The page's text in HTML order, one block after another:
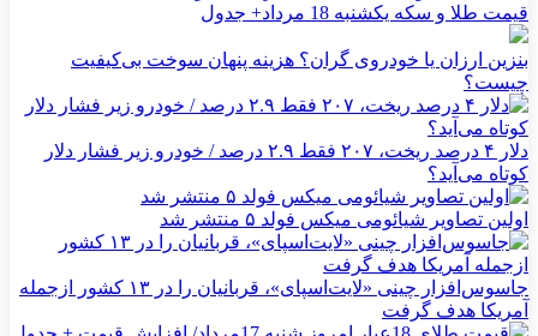
قیمت طلا و سکه یکشنبه 18 مرداد+ جدول
بنزین ارزان یا خودروی گران؟ هزینه پنهان سوخت بی‌کیفیت
چیست؟
دلار ۴ درصد ریخت، ۲۰۷ فقط ۲.۹ درصد / خودرو زیر فشار دلار
کوتاه می‌آید؟
اولین تصاویر شیائومی میکس فولد ۵ منتشر شد
جاسوس‌افزار چینی «لایت‌اسپای»، قربانیان را در ۱۳ کشور ازجمله
آمریکا هدف گرفت